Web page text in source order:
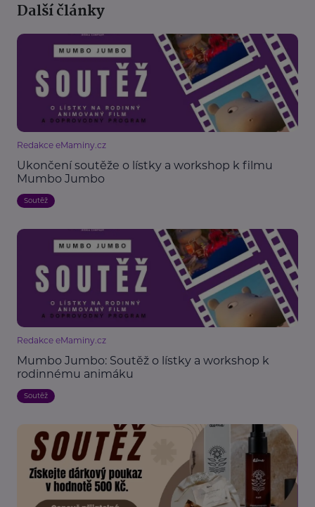
Další články
Redakce eMaminy.cz
Ukončení soutěže o lístky a workshop k filmu
Mumbo Jumbo
Soutěž
Redakce eMaminy.cz
Mumbo Jumbo: Soutěž o lístky a workshop k
rodinnému animáku
Soutěž